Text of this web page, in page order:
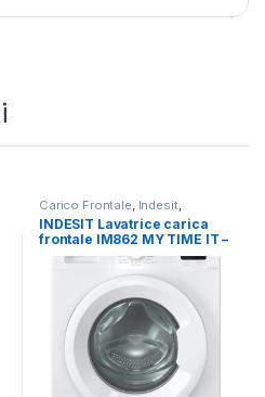
Carico Frontale Indesit,
Lavatrici, Libera Installazione
INDESIT Lavatrice carica
frontale IM862 MY TIME IT –
LAVATRICE 8KG 1200 GIRI